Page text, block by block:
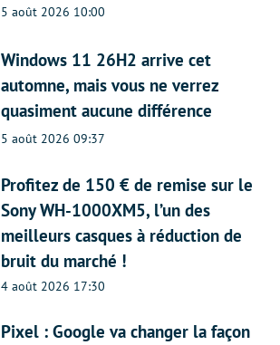
5 août 2026 10:00
Windows 11 26H2 arrive cet
automne, mais vous ne verrez
quasiment aucune différence
5 août 2026 09:37
Profitez de 150 € de remise sur le
Sony WH-1000XM5, l’un des
meilleurs casques à réduction de
bruit du marché !
4 août 2026 17:30
Pixel : Google va changer la façon